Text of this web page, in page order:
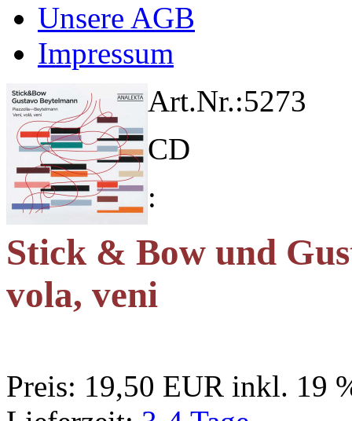
Unsere AGB
Impressum
Art.Nr.:5273
CD
:
Stick & Bow und
vola, veni
Preis: 19,50 EUR inkl. 19